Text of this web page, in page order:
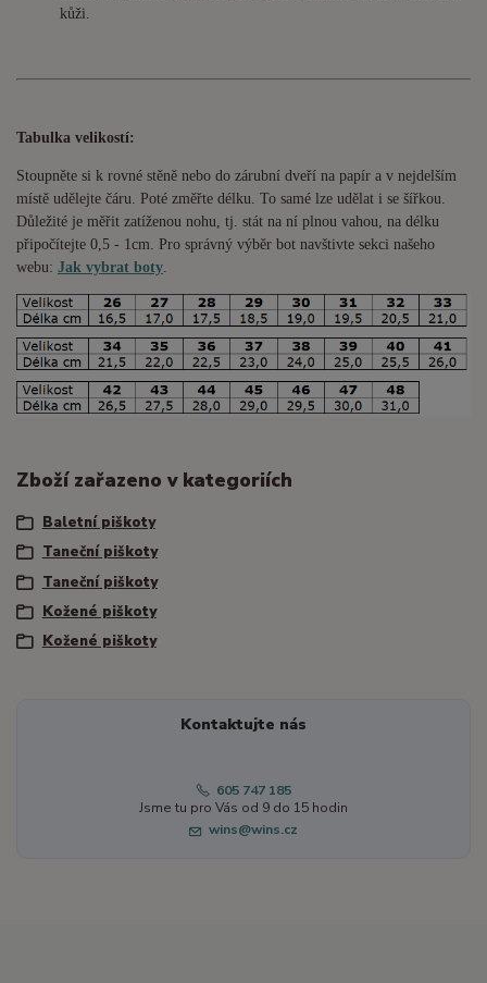
kůži.
Tabulka velikostí:
Stoupněte si k rovné stěně nebo do zárubní dveří na papír a v nejdelším
místě udělejte čáru. Poté změřte délku. To samé lze udělat i se šířkou.
Důležité je měřit zatíženou nohu, tj. stát na ní plnou vahou, na délku
připočítejte 0,5 - 1cm . Pro správný výběr bot navštivte sekci našeho
webu: Jak vybrat boty
Zboží zařazeno v kategoriích
Baletní piškoty
Taneční piškoty
Taneční piškoty
Kožené piškoty
Kožené piškoty
Kontaktujte nás
605 747 185
Jsme tu pro Vás od 9 do 15 hodin
wins@wins.cz